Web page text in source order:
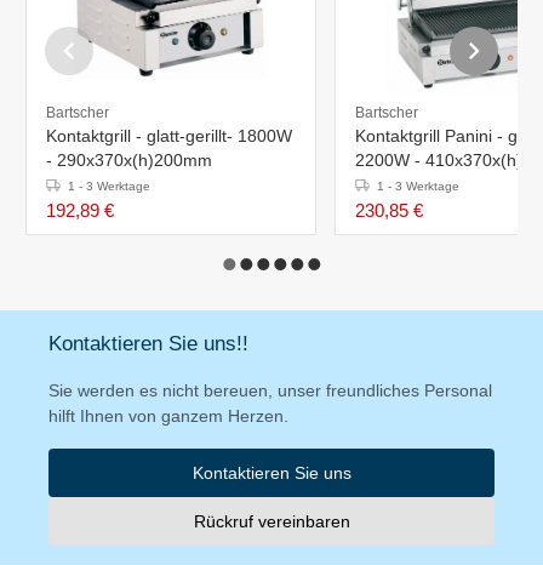
Bartscher
Kontaktgrill - glatt-gerillt- 1800W
- 290x370x(h)200mm
1 - 3 Werktage
192,89 €
Bartscher
Kontaktgrill Panini -
2200W -
1 - 3 Werktage
230,85 €
Kontaktieren Sie uns!!
Sie werden es nicht bereuen, unser freundliches Personal
hilft Ihnen von ganzem Herzen.
Kontaktieren Sie uns
Rückruf vereinbaren